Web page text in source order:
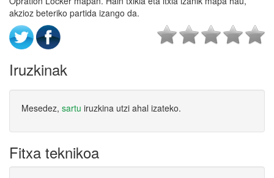
akzioz beteriko partida izango da.
Iruzkinak
Mesedez, sartu iruzkina utzi ahal izateko.
Fitxa teknikoa